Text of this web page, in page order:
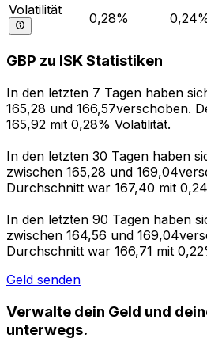
Volatilität
0,28%
GBP zu ISK Statistiken
In den letzten 7 Tagen haben
165,28 und 166,57verschoben.
165,92 mit 0,28% Volatilität.
In den letzten 30 Tagen haben
zwischen 165,28 und
Durchschnitt war 167,40 mit
In den letzten 90 Tagen haben
zwischen 164,56 und
Durchschnitt war 166,71 mit
Geld senden
Verwalte dein Geld und
unterwegs.